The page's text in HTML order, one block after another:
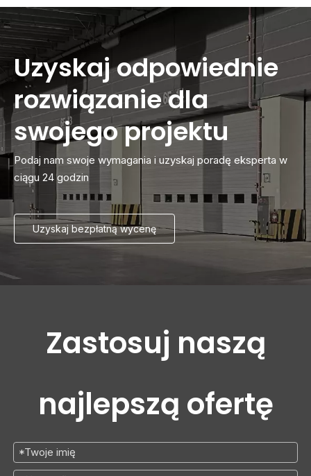
Uzyskaj odpowiednie
rozwiązanie dla
swojego projektu
Podaj nam swoje wymagania i uzyskaj poradę eksperta w
ciągu 24 godzin
Uzyskaj bezpłatną wycenę
Zastosuj naszą
najlepszą ofertę